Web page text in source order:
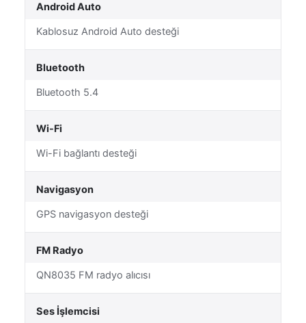
Android Auto
Kablosuz Android Auto desteği
Bluetooth
Bluetooth 5.4
Wi-Fi
Wi-Fi bağlantı desteği
Navigasyon
GPS navigasyon desteği
FM Radyo
QN8035 FM radyo alıcısı
Ses İşlemcisi